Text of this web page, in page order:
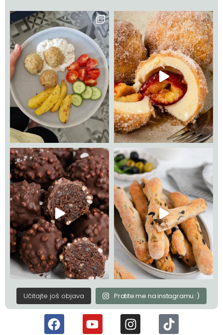
Učitajte još objava Pratite me na instagramu :)